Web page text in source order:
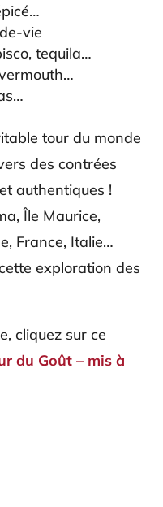
vie
tequila…
tour du monde
des contrées
authentiques !
Île Maurice,
France, Italie…
exploration des
cliquez sur ce
du Goût – mis à